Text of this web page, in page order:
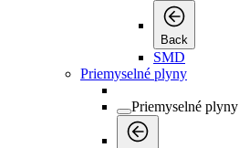
Back
SMD
Priemyselné plyny
Priemyselné plyny